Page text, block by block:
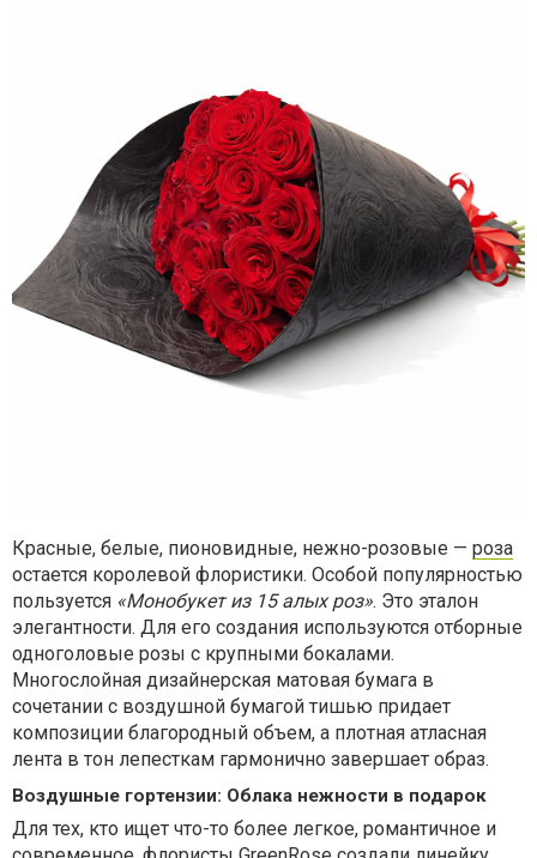
Красные, белые, пионовидные, нежно-розовые — роза
остается королевой флористики. Особой популярностью
пользуется «Монобукет из 15 алых роз». Это эталон
элегантности. Для его создания используются отборные
одноголовые розы с крупными бокалами.
Многослойная дизайнерская матовая бумага в
сочетании с воздушной бумагой тишью придает
композиции благородный объем, а плотная атласная
лента в тон лепесткам гармонично завершает образ.
Воздушные гортензии: Облака нежности в подарок
Для тех, кто ищет что-то более легкое, романтичное и